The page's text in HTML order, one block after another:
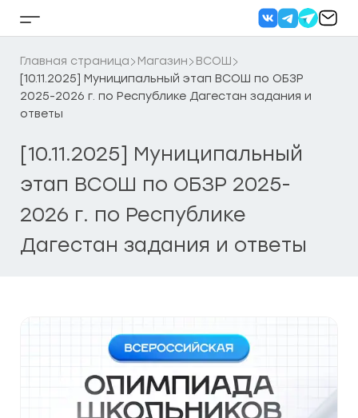
Кнопка
бокового
меню
Главная страница Магазин
ВСОШ
[10.11.2025] Муниципальный этап ВСОШ по ОБЗР
2025-2026 г. по Республике Дагестан задания и
ответы
[10.11.2025] Муниципальный
этап ВСОШ по ОБЗР 2025-
2026 г. по Республике
Дагестан задания и ответы